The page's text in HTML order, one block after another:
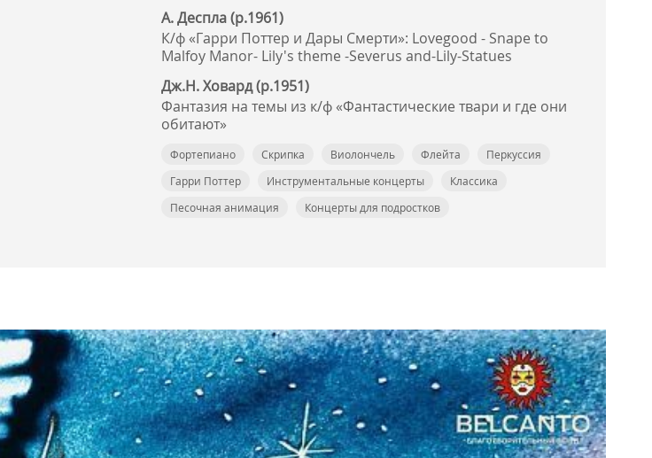
А. Деспла (р.1961)
К/ф «Гарри Поттер и Дары Смерти»: Lovegood - Snape to
Malfoy Manor- Lily's theme -Severus and-Lily-Statues
Дж.Н. Ховард (р.1951)
Фантазия на темы из к/ф «Фантастические твари и где они
обитают»
Фортепиано Скрипка Виолончель Флейта
Перкуссия
Гарри Поттер
Инструментальные концерты
Классика
Песочная анимация
Концерты для подростков